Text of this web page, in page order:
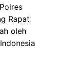
Rapat
oleh